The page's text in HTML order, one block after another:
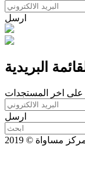
ارسل
البريدية
على اخر المستجدات
ارسل
مساواة © 2019